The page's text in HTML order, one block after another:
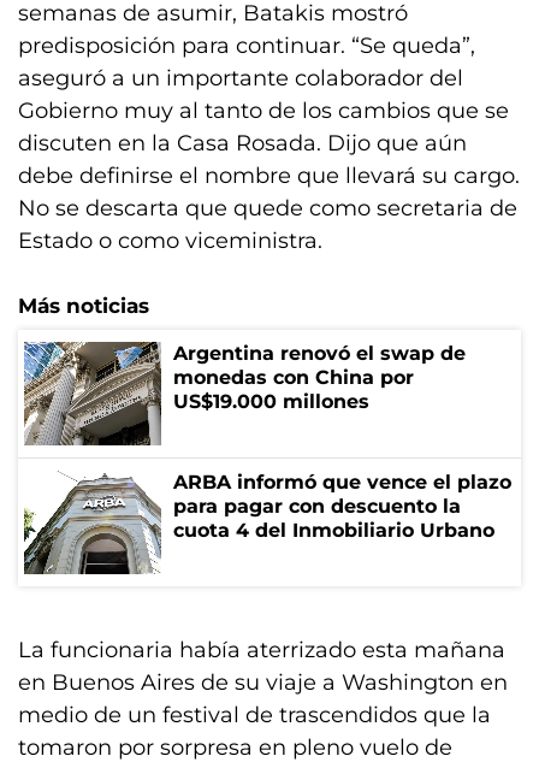
semanas de asumir, Batakis mostró
predisposición para continuar. “Se queda”,
aseguró a un importante colaborador del
Gobierno muy al tanto de los cambios que se
discuten en la Casa Rosada. Dijo que aún
debe definirse el nombre que llevará su cargo.
No se descarta que quede como secretaria de
Estado o como viceministra.
Más noticias
Argentina renovó el swap de
monedas con China por
US$19.000 millones
ARBA informó que vence el plazo
para pagar con descuento la
cuota 4 del Inmobiliario Urbano
La funcionaria había aterrizado esta mañana
en Buenos Aires de su viaje a Washington en
medio de un festival de trascendidos que la
tomaron por sorpresa en pleno vuelo de